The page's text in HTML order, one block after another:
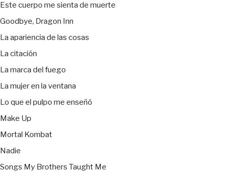
Este cuerpo me sienta de muerte
Goodbye, Dragon Inn
La apariencia de las cosas
La citación
La marca del fuego
La mujer en la ventana
Lo que el pulpo me enseñó
Make Up
Mortal Kombat
Nadie
Songs My Brothers Taught Me